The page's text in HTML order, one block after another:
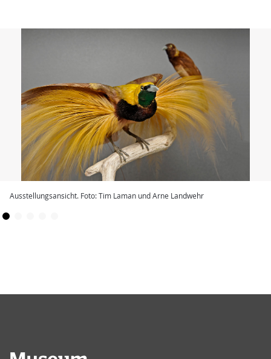
Ausstellungsansicht. Foto: Tim Laman und Arne Landwehr